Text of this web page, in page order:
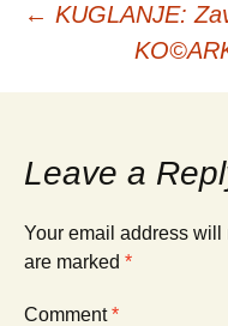
Post
← KUGLANJE:
Leave a
Your email address will
are marked *
Comment*